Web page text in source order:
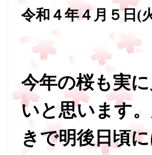
令和４年４月５日
今年の桜も実
いと思います
きで明後日頃